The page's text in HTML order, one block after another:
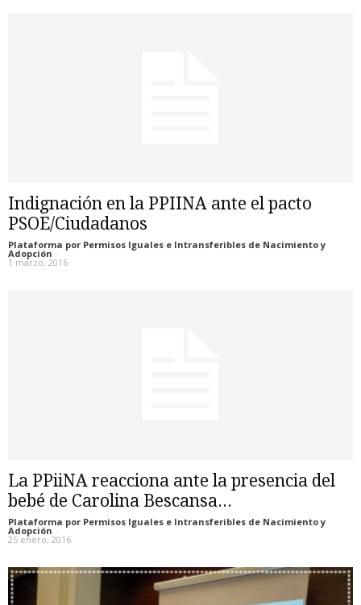
Indignación en la PPIINA ante el pacto
PSOE/Ciudadanos
Plataforma por Permisos Iguales e Intransferibles de Nacimiento y
Adopción -
1 marzo, 2016
La PPiiNA reacciona ante la presencia del
bebé de Carolina Bescansa...
Plataforma por Permisos Iguales e Intransferibles de Nacimiento y
Adopción -
25 enero, 2016